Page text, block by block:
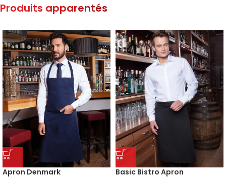
Produits apparentés
Apron Denmark Basic Bistro Apron